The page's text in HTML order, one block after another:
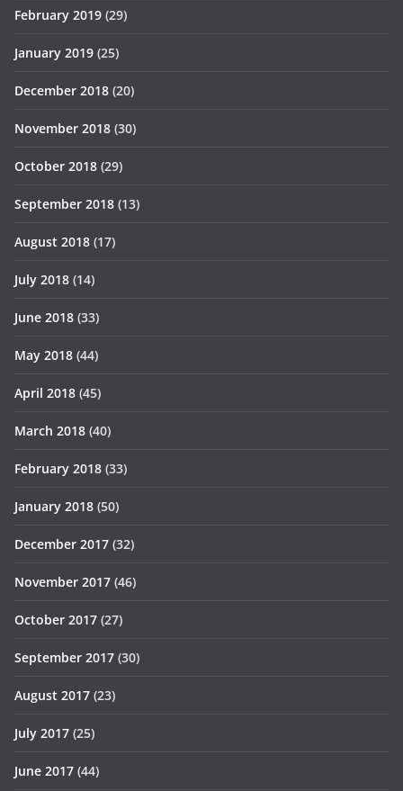
February 2019 (29)
January 2019 (25)
December 2018 (20)
November 2018 (30)
October 2018 (29)
September 2018 (13)
August 2018 (17)
July 2018 (14)
June 2018 (33)
May 2018 (44)
April 2018 (45)
March 2018 (40)
February 2018 (33)
January 2018 (50)
December 2017 (32)
November 2017 (46)
October 2017 (27)
September 2017 (30)
August 2017 (23)
July 2017 (25)
June 2017 (44)